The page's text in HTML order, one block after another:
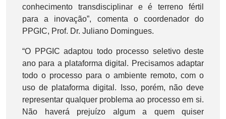
conhecimento transdisciplinar e é terreno fértil
para a inovação”, comenta o coordenador do
PPGIC, Prof. Dr. Juliano Domingues.
“O PPGIC adaptou todo processo seletivo deste
ano para a plataforma digital. Precisamos adaptar
todo o processo para o ambiente remoto, com o
uso de plataforma digital. Isso, porém, não deve
representar qualquer problema ao processo em si.
Não haverá prejuízo algum a quem quiser